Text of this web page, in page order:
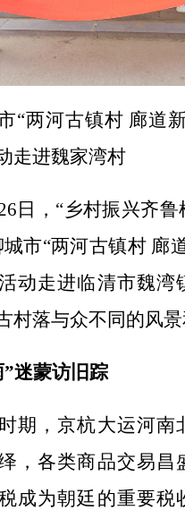
河古镇村 廊道新
走进魏家湾村
，“乡村振兴齐
市“两河古镇村 廊
动走进临清市魏湾
村落与众不同的风景
”迷蒙访旧踪
，京杭大运河南
，各类商品交易昌
成为朝廷的重要税